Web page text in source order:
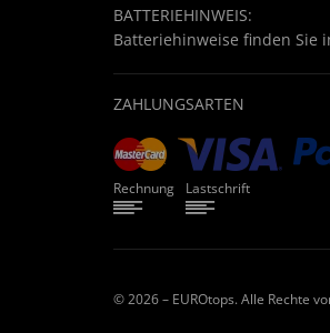
BATTERIEHINWEIS:
Batteriehinweise finden Sie
ZAHLUNGSARTEN
Rechnung Lastschrift
© 2026 – EUROtops. Alle Rechte